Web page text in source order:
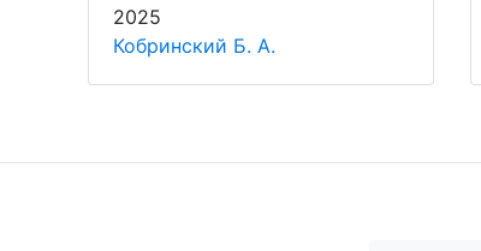
2025
Кобринский Б. А.